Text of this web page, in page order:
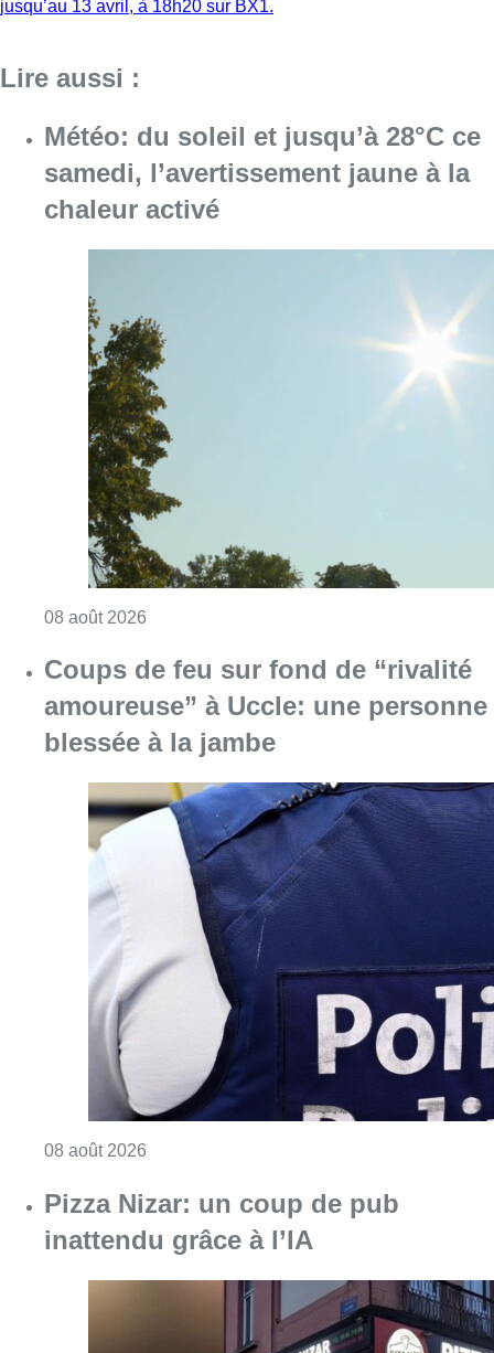
08 août 2026Consulter l'article "Météo: du soleil et
Coups de feu sur fond de “rivalité
amoureuse” à Uccle: une personne
blessée à la jambe
Consulter l'article "Coups de feu sur fond
Pizza Nizar: un coup de pub
inattendu grâce à l’IA